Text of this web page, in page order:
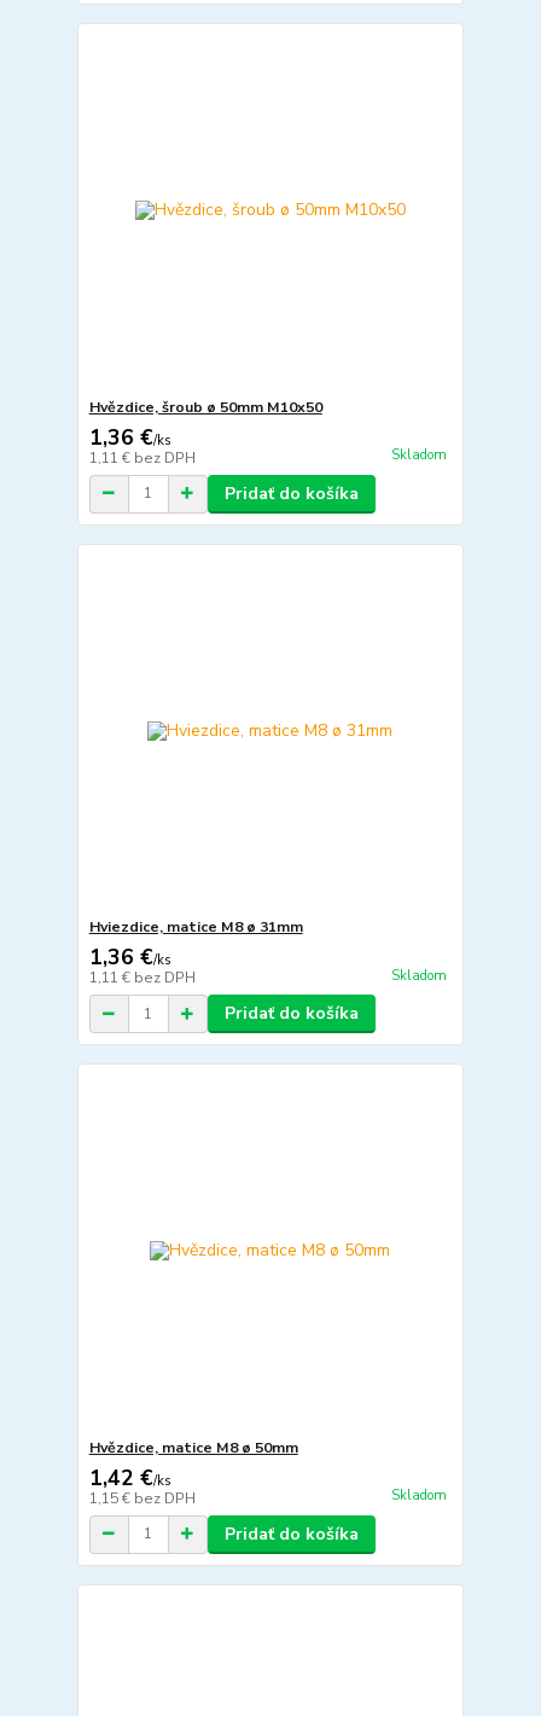
Hvězdice, šroub ø 50mm M10x50
1,36 €/ks
1,11 € bez DPH Skladom
Pridať do košíka
Hviezdice, matice M8 ø 31mm
1,36 €/ks
1,11 € bez DPH Skladom
Pridať do košíka
Hvězdice, matice M8 ø 50mm
1,42 €/ks
1,15 € bez DPH Skladom
Pridať do košíka